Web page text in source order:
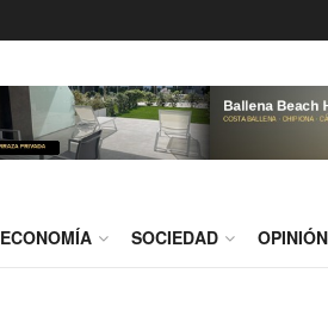
ECONOMÍA SOCIEDAD OPINIÓN